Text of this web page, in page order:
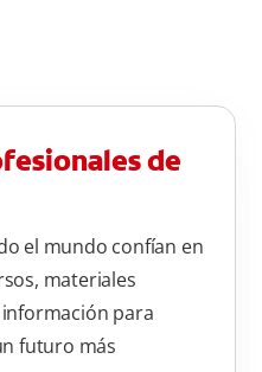
de
el mundo confían en
materiales
para
futuro más